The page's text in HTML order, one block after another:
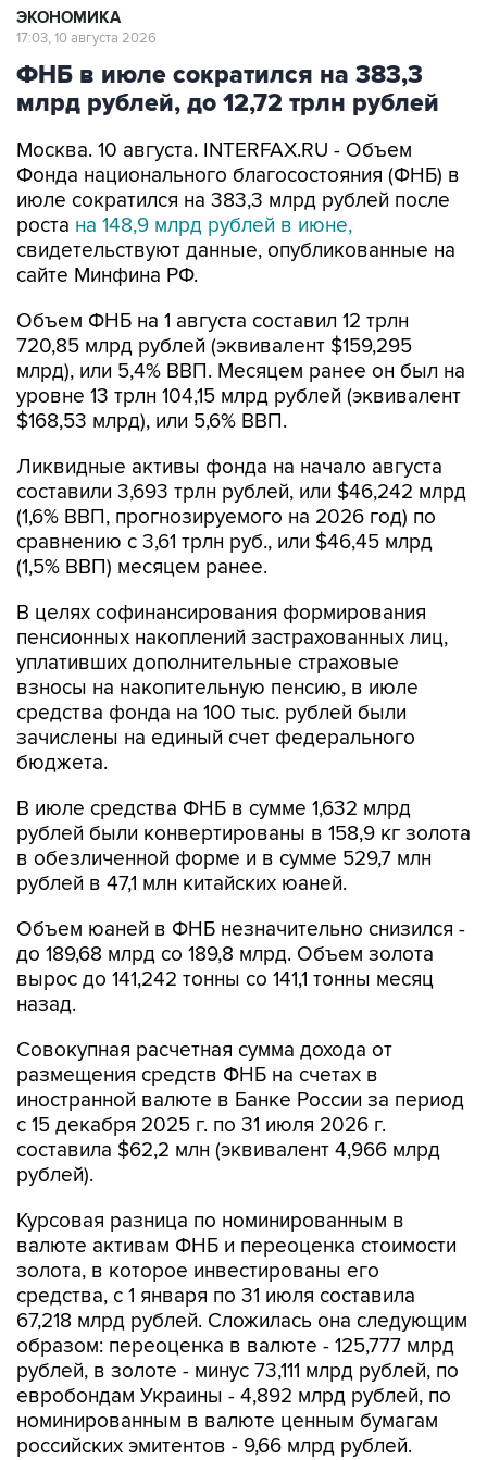
ЭКОНОМИКА
17:03, 10 августа 2026
ФНБ в июле сократился на 383,3
млрд рублей, до 12,72 трлн рублей
Москва. 10 августа. INTERFAX.RU - Объем
Фонда национального благосостояния (ФНБ) в
июле сократился на 383,3 млрд рублей после
роста на 148,9 млрд рублей в июне,
свидетельствуют данные, опубликованные на
сайте Минфина РФ.
Объем ФНБ на 1 августа составил 12 трлн
720,85 млрд рублей (эквивалент $159,295
млрд), или 5,4% ВВП. Месяцем ранее он был на
уровне 13 трлн 104,15 млрд рублей (эквивалент
$168,53 млрд), или 5,6% ВВП.
Ликвидные активы фонда на начало августа
составили 3,693 трлн рублей, или $46,242 млрд
(1,6% ВВП, прогнозируемого на 2026 год) по
сравнению с 3,61 трлн руб., или $46,45 млрд
(1,5% ВВП) месяцем ранее.
В целях софинансирования формирования
пенсионных накоплений застрахованных лиц,
уплативших дополнительные страховые
взносы на накопительную пенсию, в июле
средства фонда на 100 тыс. рублей были
зачислены на единый счет федерального
бюджета.
В июле средства ФНБ в сумме 1,632 млрд
рублей были конвертированы в 158,9 кг золота
в обезличенной форме и в сумме 529,7 млн
рублей в 47,1 млн китайских юаней.
Объем юаней в ФНБ незначительно снизился -
до 189,68 млрд со 189,8 млрд. Объем золота
вырос до 141,242 тонны со 141,1 тонны месяц
назад.
Совокупная расчетная сумма дохода от
размещения средств ФНБ на счетах в
иностранной валюте в Банке России за период
с 15 декабря 2025 г. по 31 июля 2026 г.
составила $62,2 млн (эквивалент 4,966 млрд
рублей).
Курсовая разница по номинированным в
валюте активам ФНБ и переоценка стоимости
золота, в которое инвестированы его
средства, с 1 января по 31 июля составила
67,218 млрд рублей. Сложилась она следующим
образом: переоценка в валюте - 125,777 млрд
рублей, в золоте - минус 73,111 млрд рублей, по
евробондам Украины - 4,892 млрд рублей, по
номинированным в валюте ценным бумагам
российских эмитентов - 9,66 млрд рублей.